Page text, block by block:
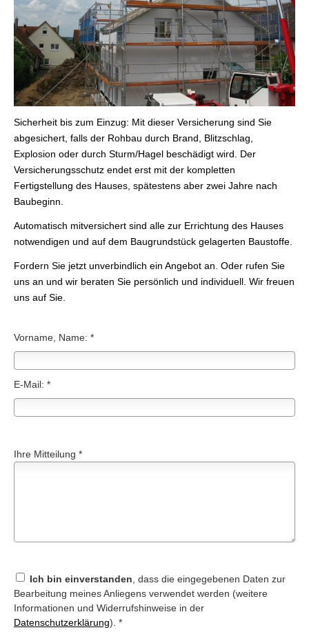
Sicherheit bis zum Einzug: Mit dieser Versicherung sind Sie
abgesichert, falls der Rohbau durch Brand, Blitzschlag,
Explosion oder durch Sturm/Hagel beschädigt wird. Der
Versicherungsschutz endet erst mit der kompletten
Fertigstellung des Hauses, spätestens aber zwei Jahre nach
Baubeginn.
Automatisch mitversichert sind alle zur Errichtung des Hauses
notwendigen und auf dem Baugrundstück gelagerten Baustoffe.
Fordern Sie jetzt unverbindlich ein Angebot an. Oder rufen Sie
uns an und wir beraten Sie persönlich und individuell. Wir freuen
uns auf Sie.
Vorname, Name: *
E-Mail: *
Ihre Mitteilung *
Ich bin einverstanden , dass die eingegebenen Daten zur
Bearbeitung meines Anliegens verwendet werden (weitere
Informationen und Widerrufshinweise in der
Datenschutzerklärung). *